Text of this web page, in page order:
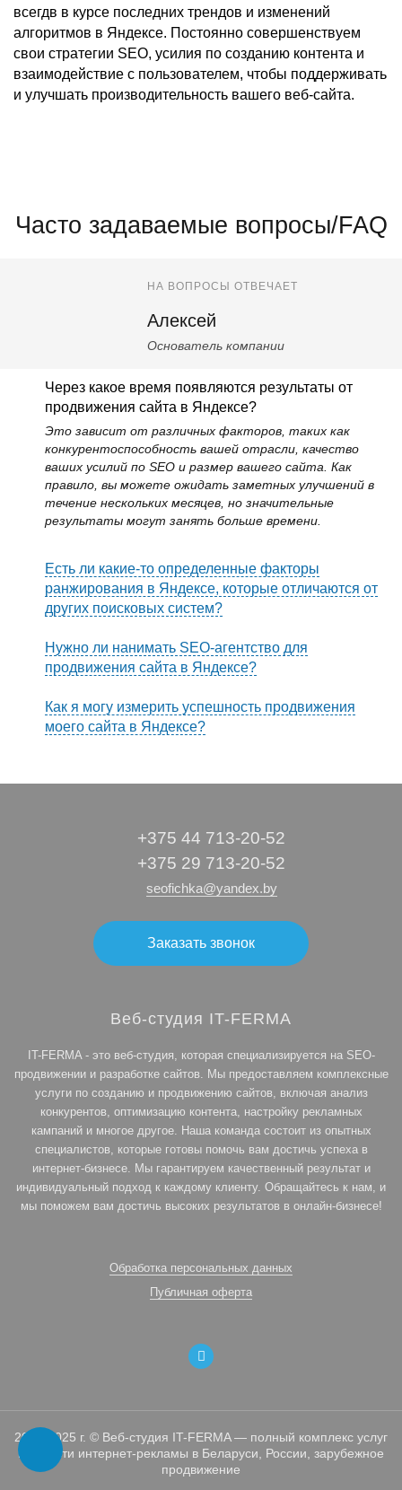
всегдв в курсе последних трендов и изменений
алгоритмов в Яндексе. Постоянно совершенствуем
свои стратегии SEO, усилия по созданию контента и
взаимодействие с пользователем, чтобы поддерживать
и улучшать производительность вашего веб-сайта.
Часто задаваемые вопросы/FAQ
НА ВОПРОСЫ ОТВЕЧАЕТ
Алексей
Основатель компании
Через какое время появляются результаты от
продвижения сайта в Яндексе?
Это зависит от различных факторов, таких как
конкурентоспособность вашей отрасли, качество
ваших усилий по SEO и размер вашего сайта. Как
правило, вы можете ожидать заметных улучшений в
течение нескольких месяцев, но значительные
результаты могут занять больше времени.
Есть ли какие-то определенные факторы
ранжирования в Яндексе, которые отличаются от
других поисковых систем?
Нужно ли нанимать SEO-агентство для
продвижения сайта в Яндексе?
Как я могу измерить успешность продвижения
моего сайта в Яндексе?
+375 44 713-20-52
+375 29 713-20-52
seofichka@yandex.by
Заказать звонок
Веб-студия IT-FERMA
IT-FERMA - это веб-студия, которая специализируется на SEO-
продвижении и разработке сайтов. Мы предоставляем комплексные
услуги по созданию и продвижению сайтов, включая анализ
конкурентов, оптимизацию контента, настройку рекламных
кампаний и многое другое. Наша команда состоит из опытных
специалистов, которые готовы помочь вам достичь успеха в
интернет-бизнесе. Мы гарантируем качественный результат и
индивидуальный подход к каждому клиенту. Обращайтесь к нам, и
мы поможем вам достичь высоких результатов в онлайн-бизнесе!
Обработка персональных данных
Публичная оферта
2010-2025 г. © Веб-студия IT-FERMA — полный комплекс услуг
в области интернет-рекламы в Беларуси, России, зарубежное
продвижение